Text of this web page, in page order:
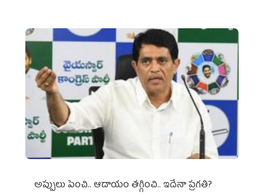
అప్పులు పెంచి.. ఆదాయం తగ్గించి.. ఇదేనా ప్రగతి?